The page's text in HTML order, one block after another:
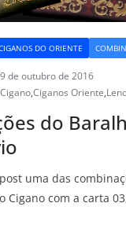
DO ORIENTE
de outubro de 2016
,Ciganos Oriente,
do
uma das
Cigano com a carta